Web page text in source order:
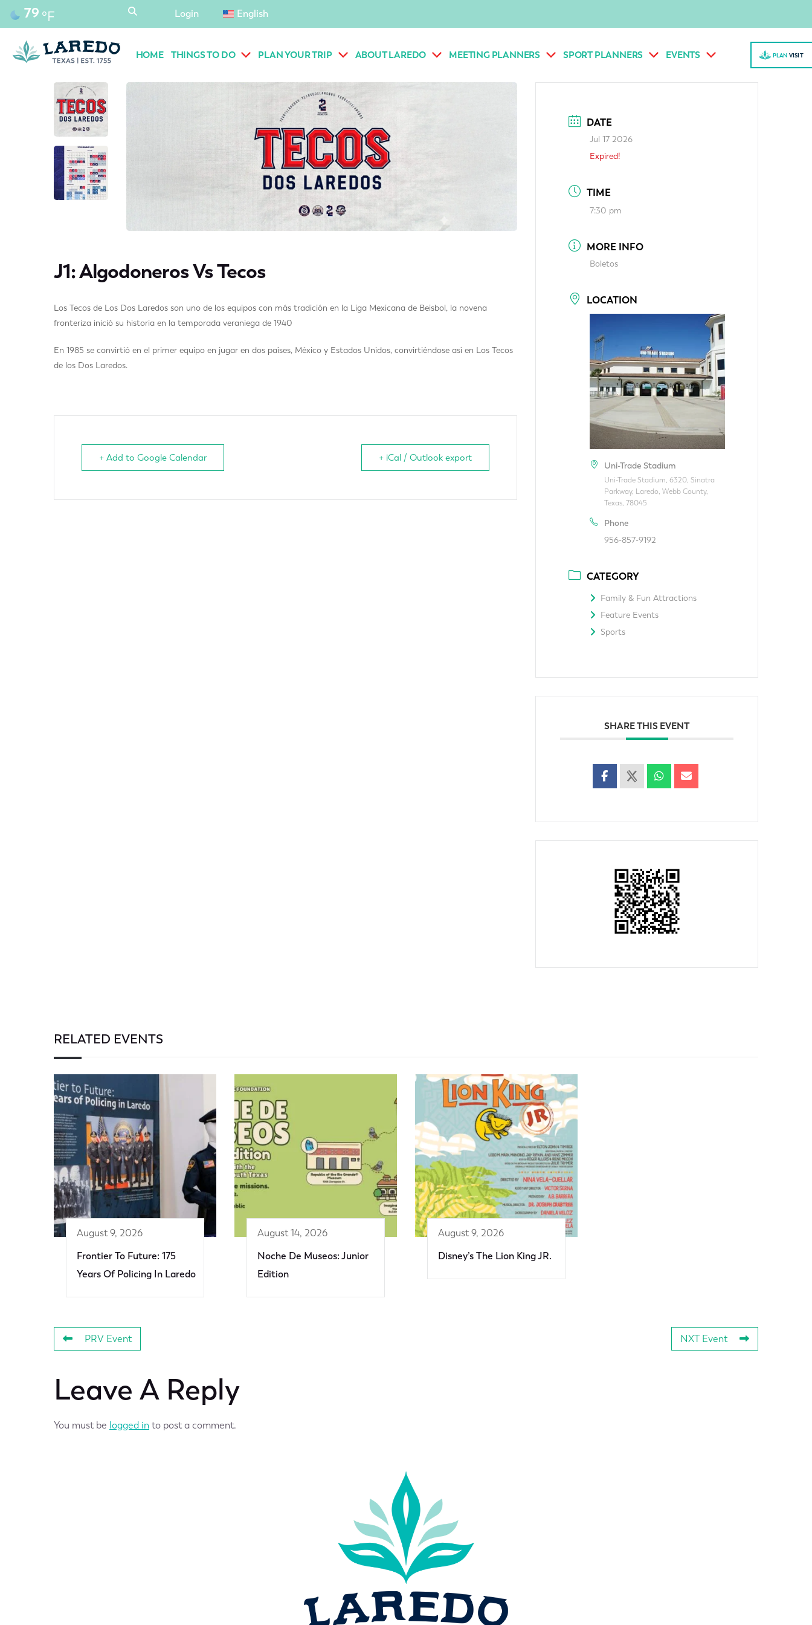
content
79 °F Login English
HOME THINGS TO DO PLAN YOUR TRIP ABOUT LAREDO MEETING PLANNERS SPORT PLANNERS EVENTS PLAN VISI T
J1: Algodoneros Vs Tecos
Los Tecos de Los Dos Laredos son uno de los equipos con más tradición en la Liga Mexicana de Beisbol, la novena
fronteriza inició su historia en la temporada veraniega de 1940
En 1985 se convirtió en el primer equipo en jugar en dos países, México y Estados Unidos, convirtiéndose así en Los Tecos
de los Dos Laredos.
+ Add to Google Calendar + iCal / Outlook export
DATE
Jul 17 2026
Expired!
TIME
7:30 pm
MORE INFO
Boletos
LOCATION
Uni-Trade Stadium
Uni-Trade Stadium, 6320, Sinatra
Parkway, Laredo, Webb County,
Texas, 78045
Phone
956-857-9192
CATEGORY
Family & Fun Attractions
Feature Events
Sports
SHARE THIS EVENT
RELATED EVENTS
August 9, 2026
Frontier To Future: 175
Years Of Policing In Laredo
August 14, 2026
Noche De Museos: Junior
Edition
August 9, 2026
Disney’s The Lion King JR.
PRV Event NXT Event
Leave A Reply
You must be logged in to post a comment.